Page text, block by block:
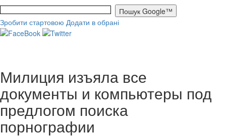
Зробити стартовою Додати в обрані
Милиция изъяла все
документы и компьютеры под
предлогом поиска
порнографии